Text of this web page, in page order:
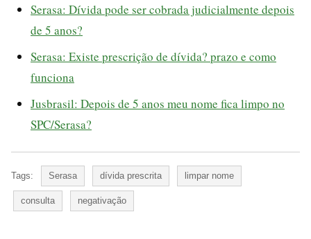
Serasa: Dívida pode ser cobrada judicialmente depois
de 5 anos?
Serasa: Existe prescrição de dívida? prazo e como
funciona
Jusbrasil: Depois de 5 anos meu nome fica limpo no
SPC/Serasa?
Tags: Serasa dívida prescrita limpar nome
consulta negativação